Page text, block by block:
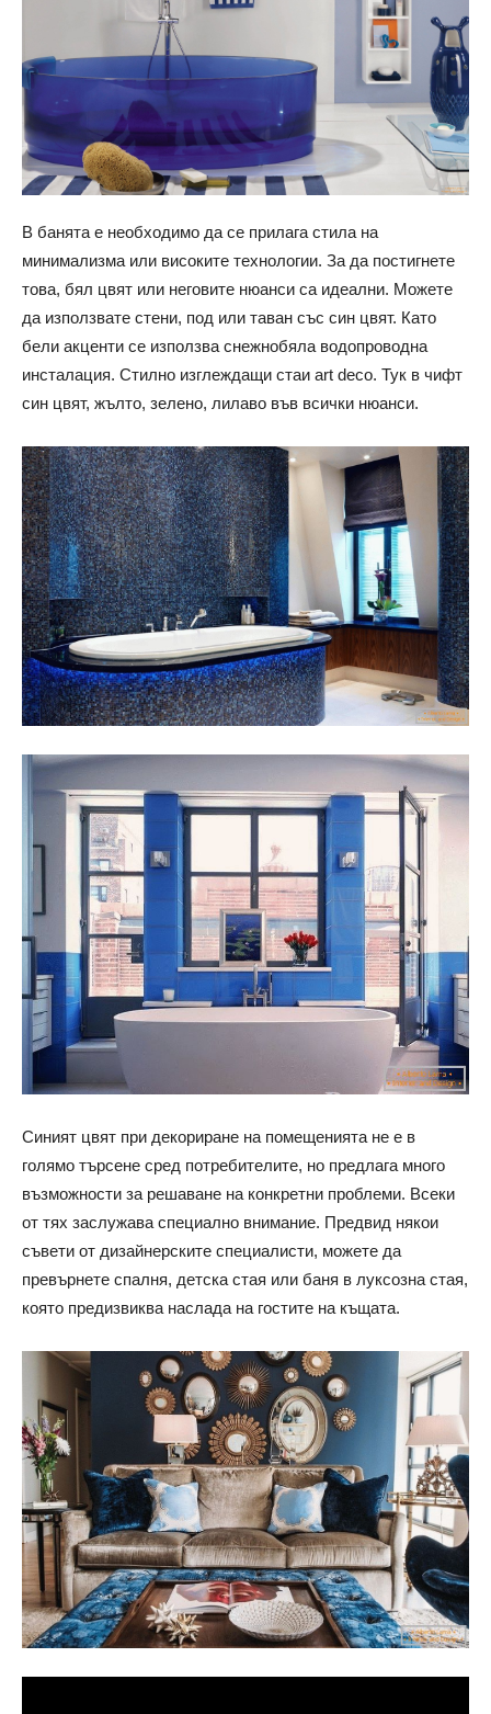
В банята е необходимо да се прилага стила на
минимализма или високите технологии. За да постигнете
това, бял цвят или неговите нюанси са идеални. Можете
да използвате стени, под или таван със син цвят. Като
бели акценти се използва снежнобяла водопроводна
инсталация. Стилно изглеждащи стаи art deco. Тук в чифт
син цвят, жълто, зелено, лилаво във всички нюанси.
Синият цвят при декориране на помещенията не е в
голямо търсене сред потребителите, но предлага много
възможности за решаване на конкретни проблеми. Всеки
от тях заслужава специално внимание. Предвид някои
съвети от дизайнерските специалисти, можете да
превърнете спалня, детска стая или баня в луксозна стая,
която предизвиква наслада на гостите на къщата.